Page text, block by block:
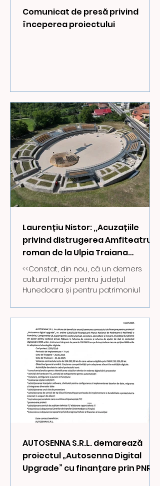
Comunicat de presă privind
începerea proiectului
Laurențiu Nistor: ,,Acuzațiile
privind distrugerea Amfiteatrului
roman de la Ulpia Traiana
Sarmizegetusa sunt complet
nefondate"
<<Constat, din nou, că un demers
cultural major pentru județul
Hunedoara și pentru patrimoniul
AUTOSENNA S.R.L. demarează
proiectul „Autosenna Digital
Upgrade” cu finanțare prin PNRR